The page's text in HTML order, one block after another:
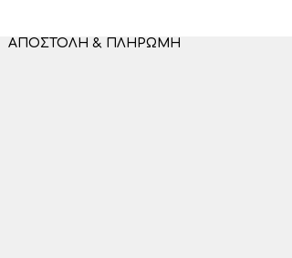
ΑΠΟΣΤΟΛΉ & ΠΛΗΡΩΜΉ